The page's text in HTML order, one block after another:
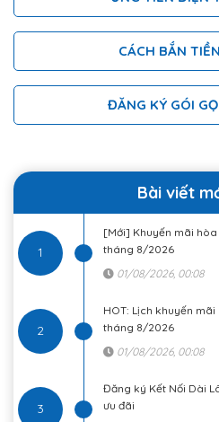
CÁCH BẮN
ĐĂNG KÝ GÓI
Bài viết
1
[Mới] Khuyến mãi
tháng 8/2026
01/08/2026, 00:08
2
HOT: Lịch khuyến
tháng 8/2026
01/08/2026, 00:08
3
Đăng ký Kết Nối Dài
ưu đãi